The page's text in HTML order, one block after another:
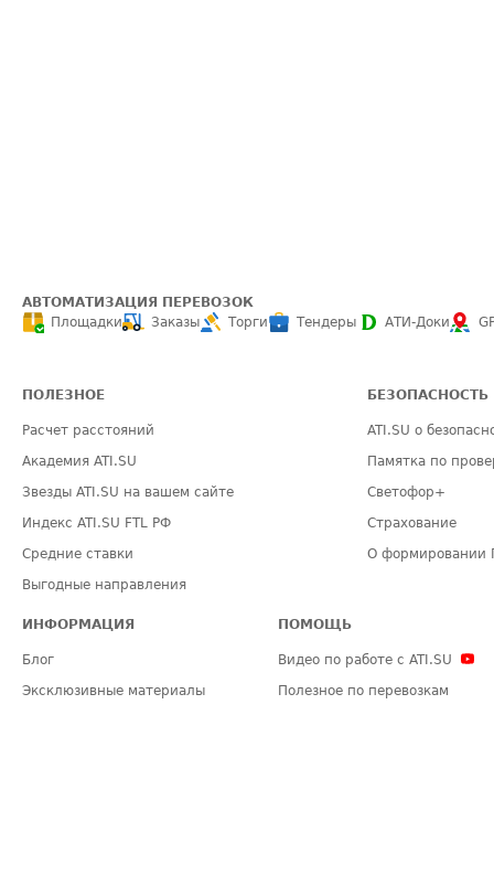
АВТОМАТИЗАЦИЯ ПЕРЕВОЗОК
Площадки
Заказы Торги Тендеры АТИ-Доки
ПОЛЕЗНОЕ
Расчет расстояний
Академия ATI.SU
Звезды ATI.SU на вашем сайте
Индекс ATI.SU FTL РФ
Средние ставки
Выгодные направления
БЕЗОПАСНОСТЬ
ATI.SU о
Памятка по
Светофор+
Страхование
О формировании
ИНФОРМАЦИЯ
Блог
Эксклюзивные материалы
ПОМОЩЬ
Видео по работе с ATI.SU
Полезное по перевозкам